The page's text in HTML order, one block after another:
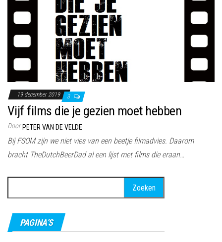
19 december 2019 3
Vijf films die je gezien moet hebben
Door PETER VAN DE VELDE
Bij FSOM zijn we niet vies van een beetje filmadvies. Daarom
bracht TheDutchBeerDad al een lijst met films die eraan…
naar:
PAGINA’S